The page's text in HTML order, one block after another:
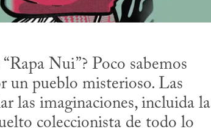
Nui”? Poco sabemos
un pueblo misterioso. Las
las imaginaciones, incluida la
coleccionista de todo lo